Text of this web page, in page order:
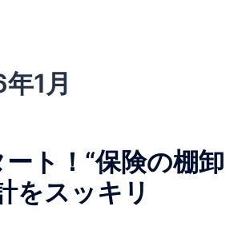
1月
ト！“保険の棚卸
をスッキリ